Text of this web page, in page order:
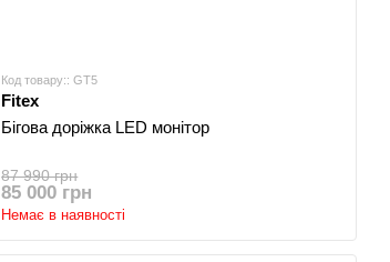
Код товару:: GT5
Fitex
Бігова доріжка LED монітор
87 990 грн
85 000 грн
Немає в наявності